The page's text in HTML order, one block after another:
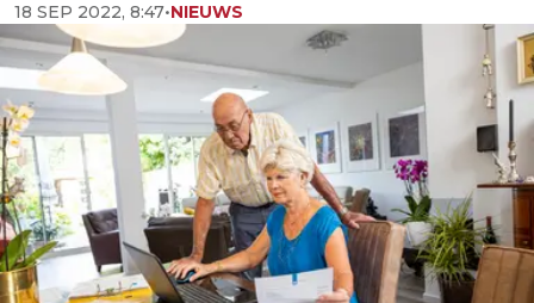
18 SEP 2022, 8:47•NIEUWS